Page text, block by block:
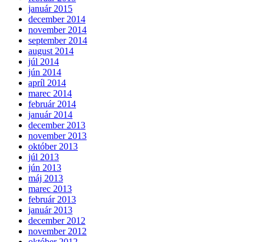
január 2015
december 2014
november 2014
september 2014
august 2014
júl 2014
jún 2014
apríl 2014
marec 2014
február 2014
január 2014
december 2013
november 2013
október 2013
júl 2013
jún 2013
máj 2013
marec 2013
február 2013
január 2013
december 2012
november 2012